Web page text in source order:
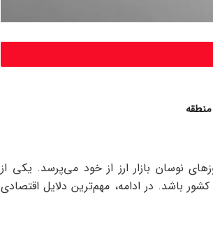
نوسان بازار ارز از خود می‌پرسد. یکی از
باشد. در ادامه، مهم‌ترین دلایل اقتصادی